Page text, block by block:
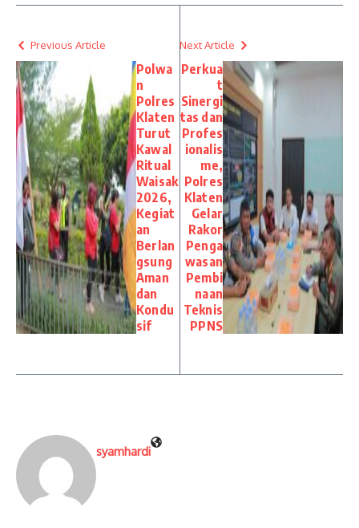
Previous Article
Polwa
n
Polres
Klaten
Turut
Kawal
Ritual
Waisak
2026,
Kegiat
an
Berlan
gsung
Aman
dan
Kondu
sif
Next Article
Perkua
t
Sinergi
tas dan
Profes
ionalis
me,
Polres
Klaten
Gelar
Rakor
Penga
wasan
Pembi
naan
Teknis
PPNS
syamhardi